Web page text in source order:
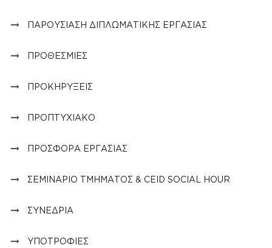
ΠΑΡΟΥΣΊΑΣΗ ΔΙΠΛΩΜΑΤΙΚΉΣ ΕΡΓΑΣΊΑΣ
ΠΡΟΘΕΣΜΊΕΣ
ΠΡΟΚΗΡΎΞΕΙΣ
ΠΡΟΠΤΥΧΙΑΚΌ
ΠΡΟΣΦΟΡΆ ΕΡΓΑΣΊΑΣ
ΣΕΜΙΝΆΡΙΟ ΤΜΉΜΑΤΟΣ & CEID SOCIAL HOUR
ΣΥΝΈΔΡΙΑ
ΥΠΟΤΡΟΦΊΕΣ